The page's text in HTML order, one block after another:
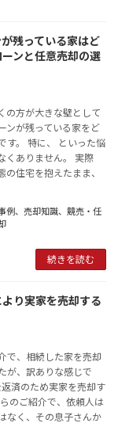
残っている家はど
ンと任意売却の選
の方が大きな壁として
ンが残っている家をど
す。 特に、 といった悩
くありません。 実際
住宅を抱えたまま、
例、 売却知識、競売・任
続きを読む
り実家を売却する
で、相続した家を売却
が、訳ありな感じで
済のため実家を売却す
のご紹介で、依頼人は
なく、その息子さんか